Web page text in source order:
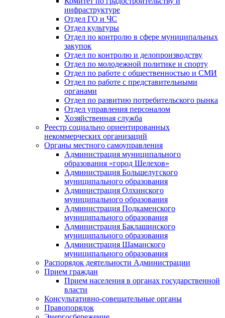
инфраструктуре
Отдел ГО и ЧС
Отдел культуры
Отдел по контролю в сфере муниципальных
закупок
Отдел по контролю и делопроизводству
Отдел по молодежной политике и спорту
Отдел по работе с общественностью и СМИ
Отдел по работе с представительными
органами
Отдел по развитию потребительского рынка
Отдел управления персоналом
Хозяйственная служба
Реестр социально ориентированных
некоммерческих организаций
Органы местного самоуправления
Администрация муниципального
образования «город Шелехов»
Администрация Большелугского
муниципального образования
Администрация Олхинского
муниципального образования
Администрация Подкаменского
муниципального образования
Администрация Баклашинского
муниципального образования
Администрация Шаманского
муниципального образования
Распорядок деятельности Администрации
Прием граждан
Прием населения в органах государственной
власти
Консультативно-совещательные органы
Правопорядок